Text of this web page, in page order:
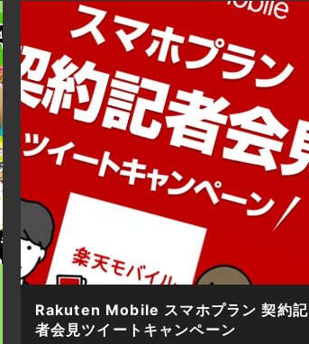
Rakuten Mobile スマホプラン 契約記
者会見ツイートキャンペーン